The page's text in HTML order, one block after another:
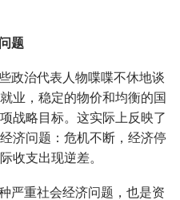
题
政治代表人物喋喋不休地谈
业，稳定的物价和均衡的国
战略目标。这实际上反映了
济问题：危机不断，经济停
收支出现逆差。
严重社会经济问题，也是资